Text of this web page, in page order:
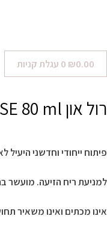
₪0.00
0 עגלת קניות
רול און PARADISE 80 ml
פיתוח ייחודי וחדשני
למניעת ריח הזיעה. מועשר
אינו מכתים ואינו משאיר